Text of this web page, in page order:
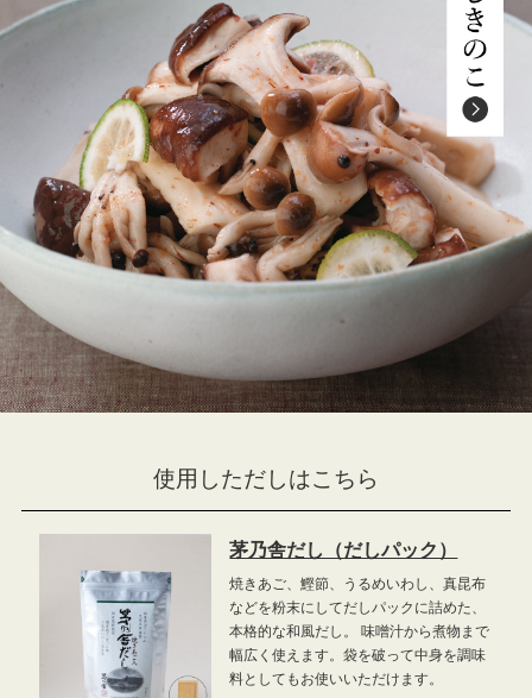
使用しただしはこちら
茅乃舎だし（だしパック）
焼きあご、鰹節、うるめいわし、真昆布
などを粉末にしてだしパックに詰めた、
本格的な和風だし。 味噌汁から煮物まで
幅広く使えます。袋を破って中身を調味
料としてもお使いいただけます。